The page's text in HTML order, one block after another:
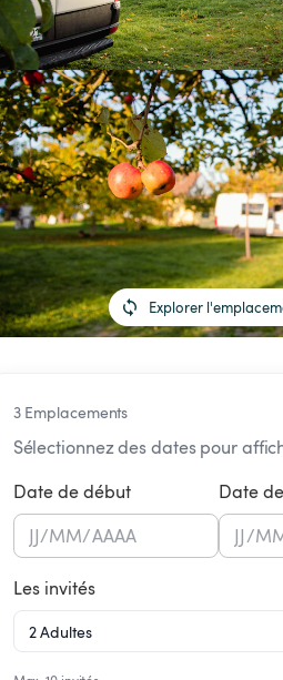
Explorer
3 Emplacements
Sélectionnez des dates pour
Date de début
JJ/MM/AAAA
Date
JJ/
Les invités